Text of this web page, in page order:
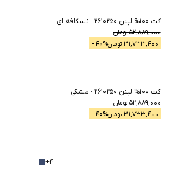
40%کت 100% لینن 2610250 - نسکافه ای
52,889,000تومان
31,733,400 تومان 40% -
40%کت 100% لینن 2610250 - مشکی
52,889,000تومان
31,733,400 تومان 40% -
+4